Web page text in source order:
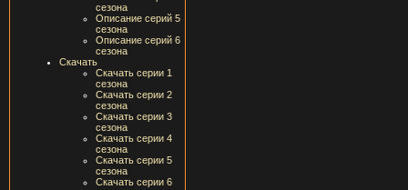
сезона
Описание серий 5
сезона
Описание серий 6
сезона
Скачать
Скачать серии 1
сезона
Скачать серии 2
сезона
Скачать серии 3
сезона
Скачать серии 4
сезона
Скачать серии 5
сезона
Скачать серии 6